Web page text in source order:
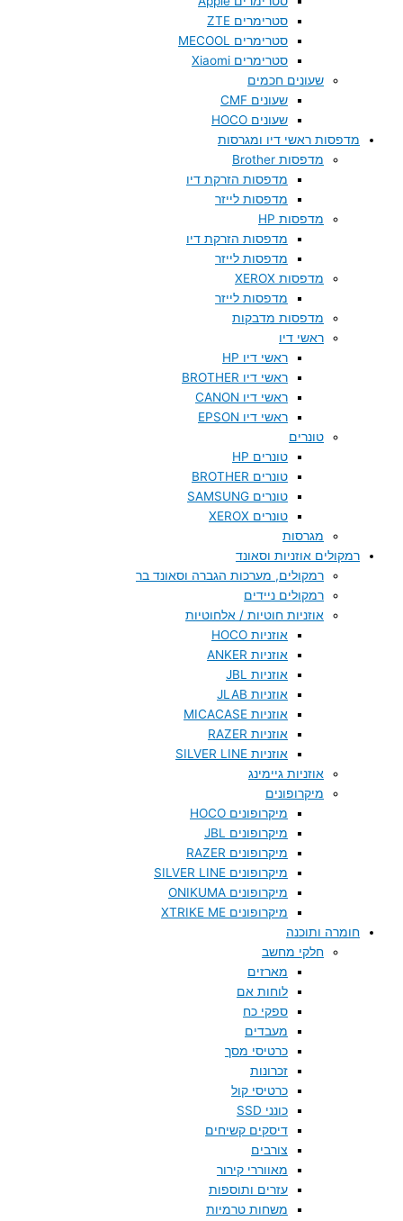
סטרימרים ZTE
סטרימרים MECOOL
סטרימרים Xiaomi
שעונים חכמים
שעונים CMF
שעונים HOCO
מדפסות ראשי דיו ומגרסות
מדפסות Brother
מדפסות הזרקת דיו
מדפסות לייזר
מדפסות HP
מדפסות הזרקת דיו
מדפסות לייזר
מדפסות XEROX
מדפסות לייזר
מדפסות מדבקות
ראשי דיו
ראשי דיו HP
ראשי דיו BROTHER
ראשי דיו CANON
ראשי דיו EPSON
טונרים
טונרים HP
טונרים BROTHER
טונרים SAMSUNG
טונרים XEROX
מגרסות
רמקולים אוזניות וסאונד
רמקולים, מערכות הגברה וסאונד בר
רמקולים ניידים
אוזניות חוטיות / אלחוטיות
אוזניות HOCO
אוזניות ANKER
אוזניות JBL
אוזניות JLAB
אוזניות MICACASE
אוזניות RAZER
אוזניות SILVER LINE
אוזניות גיימינג
מיקרופונים
מיקרופונים HOCO
מיקרופונים JBL
מיקרופונים RAZER
מיקרופונים SILVER LINE
מיקרופונים ONIKUMA
מיקרופונים XTRIKE ME
חומרה ותוכנה
חלקי מחשב
מארזים
לוחות אם
ספקי כח
מעבדים
כרטיסי מסך
זכרונות
כרטיסי קול
כונני SSD
דיסקים קשיחים
צורבים
מאווררי קירור
עזרים ותוספות
משחות טרמיות